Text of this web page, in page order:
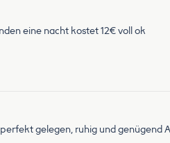
eine nacht kostet 12€ voll ok
gelegen, ruhig und genügend